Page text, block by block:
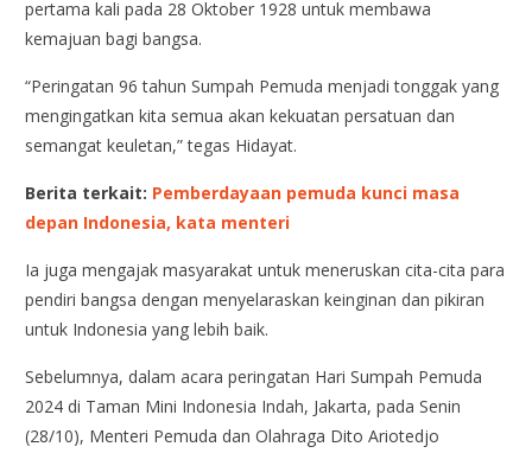
pertama kali pada 28 Oktober 1928 untuk membawa
kemajuan bagi bangsa.
“Peringatan 96 tahun Sumpah Pemuda menjadi tonggak yang
mengingatkan kita semua akan kekuatan persatuan dan
semangat keuletan,” tegas Hidayat.
Berita terkait: Pemberdayaan pemuda kunci masa
depan Indonesia, kata menteri
Ia juga mengajak masyarakat untuk meneruskan cita-cita para
pendiri bangsa dengan menyelaraskan keinginan dan pikiran
untuk Indonesia yang lebih baik.
Sebelumnya, dalam acara peringatan Hari Sumpah Pemuda
2024 di Taman Mini Indonesia Indah, Jakarta, pada Senin
(28/10), Menteri Pemuda dan Olahraga Dito Ariotedjo